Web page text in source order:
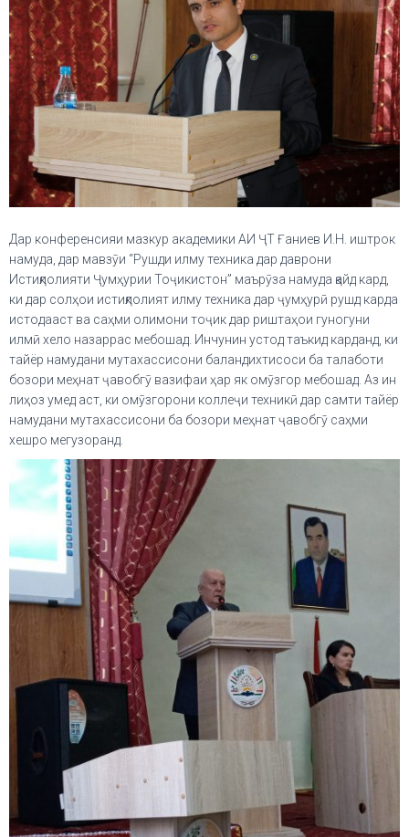
Дар конференсияи мазкур академики АИ ҶТ Ғаниев И.Н. иштрок
намуда, дар мавзӯи “Рушди илму техника дар даврони
Истиқлолияти Ҷумҳурии Тоҷикистон” маърӯза намуда қайд кард,
ки дар солҳои истиқлолият илму техника дар ҷумҳурӣ рушд карда
истодааст ва саҳми олимони тоҷик дар риштаҳои гуногуни
илмӣ хело назаррас мебошад. Инчунин устод таъкид карданд, ки
тайёр намудани мутахассисони баландихтисоси ба талаботи
бозори меҳнат ҷавобгӯ вазифаи ҳар як омӯзгор мебошад. Аз ин
лиҳоз умед аст, ки омӯзгорони коллеҷи техникӣ дар самти тайёр
намудани мутахассисони ба бозори меҳнат ҷавобгӯ саҳми
хешро мегузоранд.